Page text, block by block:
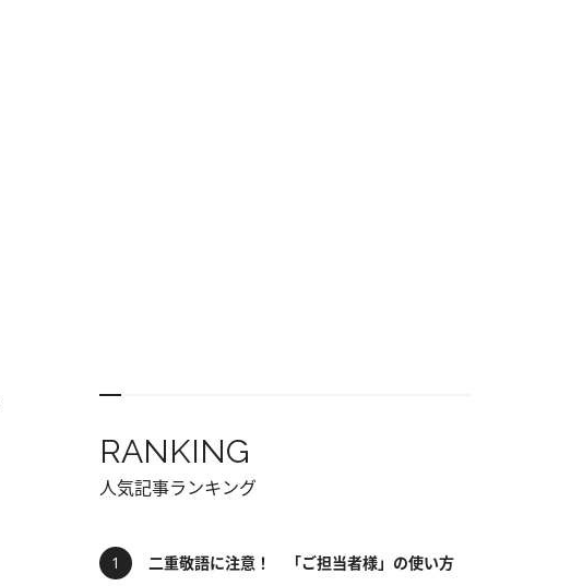
RANKING
人気記事ランキング
二重敬語に注意！ 「ご担当者様」の使い方